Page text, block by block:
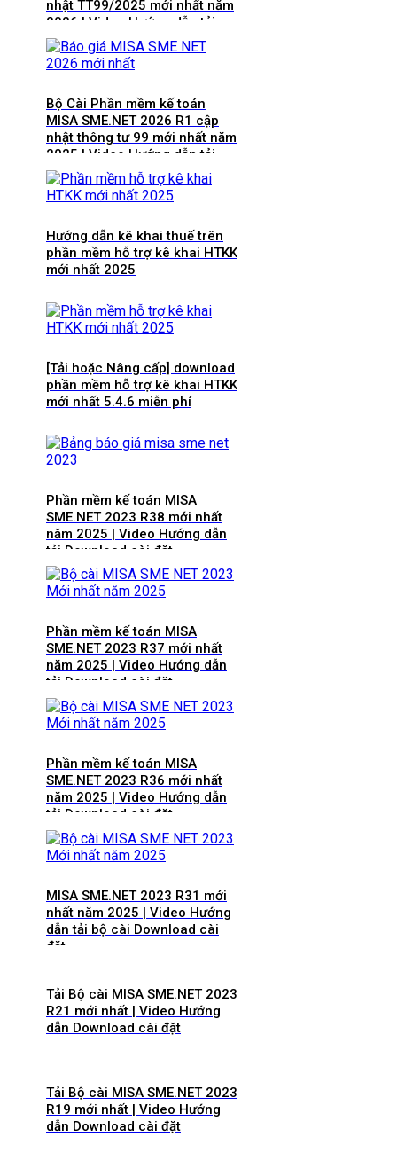
nhật TT99/2025 mới nhất năm
2026 | Video Hướng dẫn tải
Download cài đặt
Bộ Cài Phần mềm kế toán
MISA SME.NET 2026 R1 cập
nhật thông tư 99 mới nhất năm
2025 | Video Hướng dẫn tải
Download cài đặt
Hướng dẫn kê khai thuế trên
phần mềm hỗ trợ kê khai HTKK
mới nhất 2025
[Tải hoặc Nâng cấp] download
phần mềm hỗ trợ kê khai HTKK
mới nhất 5.4.6 miễn phí
Phần mềm kế toán MISA
SME.NET 2023 R38 mới nhất
năm 2025 | Video Hướng dẫn
tải Download cài đặt
Phần mềm kế toán MISA
SME.NET 2023 R37 mới nhất
năm 2025 | Video Hướng dẫn
tải Download cài đặt
Phần mềm kế toán MISA
SME.NET 2023 R36 mới nhất
năm 2025 | Video Hướng dẫn
tải Download cài đặt
MISA SME.NET 2023 R31 mới
nhất năm 2025 | Video Hướng
dẫn tải bộ cài Download cài
đặt
Tải Bộ cài MISA SME.NET 2023
R21 mới nhất | Video Hướng
dẫn Download cài đặt
Tải Bộ cài MISA SME.NET 2023
R19 mới nhất | Video Hướng
dẫn Download cài đặt